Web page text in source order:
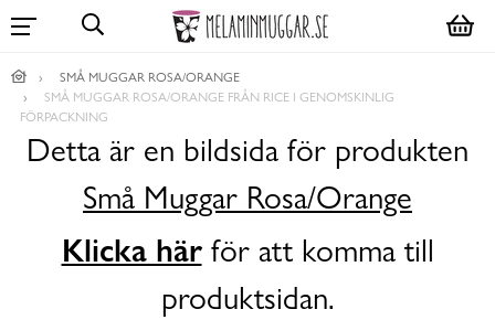
SMÅ MUGGAR ROSA/ORANGE
SMÅ MUGGAR ROSA/ORANGE FRÅN RICE I GENOMSKINLIG
FÖRPACKNING
Detta är en bildsida för produkten
Små Muggar Rosa/Orange
Klicka härför att komma till
produktsidan.